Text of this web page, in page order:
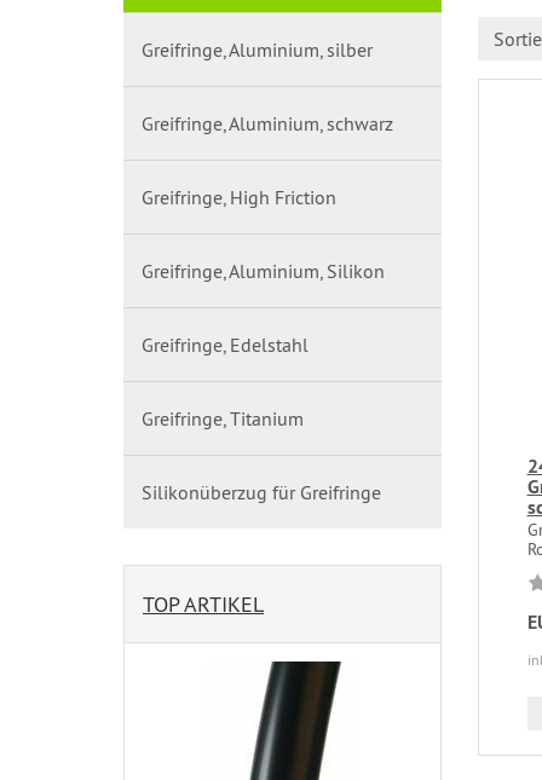
Greifringe, Aluminium, silber
Greifringe, Aluminium, schwarz
Greifringe, High Friction
Greifringe, Aluminium, Silikon
Greifringe, Edelstahl
Greifringe, Titanium
Silikonüberzug für Greifringe
TOP ARTIKEL